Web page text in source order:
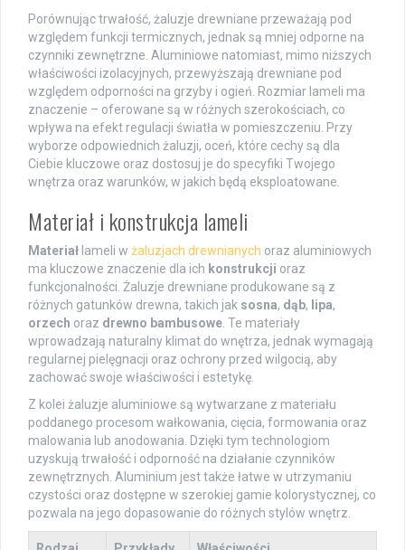
Porównując trwałość, żaluzje drewniane przeważają pod
względem funkcji termicznych, jednak są mniej odporne na
czynniki zewnętrzne. Aluminiowe natomiast, mimo niższych
właściwości izolacyjnych, przewyższają drewniane pod
względem odporności na grzyby i ogień. Rozmiar lameli ma
znaczenie – oferowane są w różnych szerokościach, co
wpływa na efekt regulacji światła w pomieszczeniu. Przy
wyborze odpowiednich żaluzji, oceń, które cechy są dla
Ciebie kluczowe oraz dostosuj je do specyfiki Twojego
wnętrza oraz warunków, w jakich będą eksploatowane.
Materiał i konstrukcja lameli
Materiał lameli w żaluzjach drewnianych oraz aluminiowych
ma kluczowe znaczenie dla ich konstrukcji oraz
funkcjonalności. Żaluzje drewniane produkowane są z
różnych gatunków drewna, takich jak sosna, dąb, lipa,
orzech oraz drewno bambusowe . Te materiały
wprowadzają naturalny klimat do wnętrza, jednak wymagają
regularnej pielęgnacji oraz ochrony przed wilgocią, aby
zachować swoje właściwości i estetykę.
Z kolei żaluzje aluminiowe są wytwarzane z materiału
poddanego procesom wałkowania, cięcia, formowania oraz
malowania lub anodowania. Dzięki tym technologiom
uzyskują trwałość i odporność na działanie czynników
zewnętrznych. Aluminium jest także łatwe w utrzymaniu
czystości oraz dostępne w szerokiej gamie kolorystycznej, co
pozwala na jego dopasowanie do różnych stylów wnętrz.